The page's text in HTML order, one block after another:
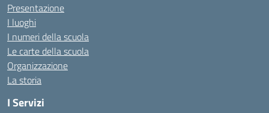
Presentazione
I luoghi
I numeri della scuola
Le carte della scuola
Organizzazione
La storia
I Servizi